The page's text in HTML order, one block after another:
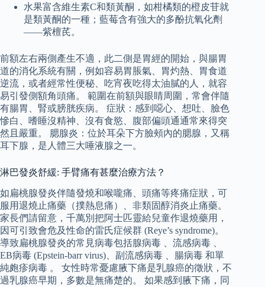
水果富含維生素C和類黃酮，如柑橘類的橙皮苷就
是類黃酮的一種；藍莓含有強大的多酚抗氧化劑
——紫檀芪。
前額左右兩側產生不適，此二側是胃經的開始，與腸胃
道的消化系統有關，例如容易胃脹氣、胃灼熱、胃食道
逆流，或者經常性便秘、吃宵夜吃得太油膩的人，就容
易引發側額角頭痛。 範圍在前額與眼睛周圍，常會伴隨
有腸胃、腎或膀胱疾病。 症狀：感到噁心、想吐、臉色
慘白、嗜睡沒精神、沒有食慾、腹部偏頭通通常來得突
然且嚴重。 腮腺炎：位於耳朵下方臉頰內的腮腺，又稱
耳下腺，是人體三大唾液腺之一。
淋巴發炎舒緩: 手臂痛有甚麼治療方法？
如扁桃腺發炎伴隨發燒和喉嚨痛、頭痛等疼痛症狀，可
服用退燒止痛藥（撲熱息痛）、非類固醇消炎止痛藥。
家長們請留意，千萬別把阿士匹靈給兒童作退燒藥用，
因可引致會危及性命的雷氏症候群 (Reye’s syndrome)。
導致扁桃腺發炎的常見病毒包括腺病毒 、流感病毒 、
EB病毒 (Epstein-barr virus)、副流感病毒 、腸病毒 和單
純皰疹病毒 。 女性時常憂慮腋下痛是乳腺癌的徵狀，不
過乳腺癌早期，多數是無痛楚的。 如果感到腋下痛，同